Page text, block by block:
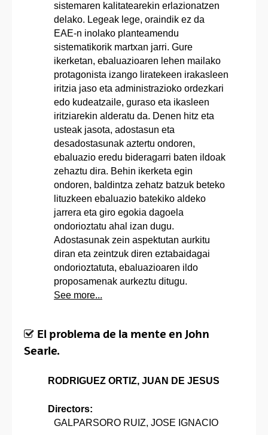
sistemaren kalitatearekin erlazionatzen
delako. Legeak lege, oraindik ez da
EAE-n inolako planteamendu
sistematikorik martxan jarri. Gure
ikerketan, ebaluazioaren lehen mailako
protagonista izango liratekeen irakasleen
iritzia jaso eta administrazioko ordezkari
edo kudeatzaile, guraso eta ikasleen
iritziarekin alderatu da. Denen hitz eta
usteak jasota, adostasun eta
desadostasunak aztertu ondoren,
ebaluazio eredu bideragarri baten ildoak
zehaztu dira. Behin ikerketa egin
ondoren, baldintza zehatz batzuk beteko
lituzkeen ebaluazio batekiko aldeko
jarrera eta giro egokia dagoela
ondorioztatu ahal izan dugu.
Adostasunak zein aspektutan aurkitu
diran eta zeintzuk diren eztabaidagai
ondorioztatuta, ebaluazioaren ildo
proposamenak aurkeztu ditugu.
See more...
El problema de la mente en John
Searle.
RODRIGUEZ ORTIZ, JUAN DE JESUS
Directors:
GALPARSORO RUIZ, JOSE IGNACIO